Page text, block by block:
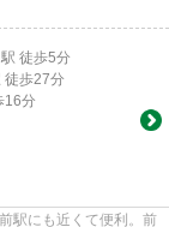
駅 徒歩5分
徒歩27分
16分
駅にも近くて便利。前